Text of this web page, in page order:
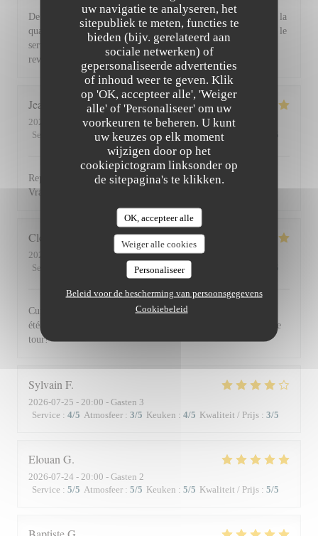
uw navigatie te analyseren, het
sitepubliek te meten, functies te
bieden (bijv. gerelateerd aan
sociale netwerken) of
gepersonaliseerde advertenties
of inhoud weer te geven. Klik
op 'OK, accepteer alle', 'Weiger
alle' of 'Personaliseer' om uw
voorkeuren te beheren. U kunt
uw keuzes op elk moment
wijzigen door op het
cookiepictogram linksonder op
de sitepagina's te klikken.
OK, accepteer alle
Weiger alle cookies
Personaliseer
Beleid voor de bescherming van persoonsgegevens
Cookiebeleid
De l'accueil souriant et chaleureux comme à la maison jusqu'à la
qualité et la présentation de l'assiette (poissons) en passant par le
service du vin, nous avons apprécié ce dîner et souhaitons
revenir. Bravo & merci +++
Jean Louis D
2026-07-30
- 13:00 - Gasten 2
Service
Atmosfeer: 4/5 Keuken: 5/5 Kwaliteit / Prijs /5
Repas excellent de l’entrée au dessert. Service impeccable.
Vraiment top. Je recommande.
Clemence
2026-07-29
- 20:00 - Gasten 2
Service
5/5 Keuken: 5 /5
Cuisine, excellente et service au top! Cet établissement nous a
été recommandé par des amis et nous le recommandons à notre
tour!
Sylvain F
2026-07-25 - 20:00 - Gasten 3
Service : 4/5 Atmosfeer : 3/5 Keuken : 4/5 Kwaliteit / Prijs : 3/5
Elouan G
2026-07-24 - 20:00 - Gasten 2
Service : 5/5 Atmosfeer : 5/5 Keuken : 5/5 Kwaliteit / Prijs : 5/5